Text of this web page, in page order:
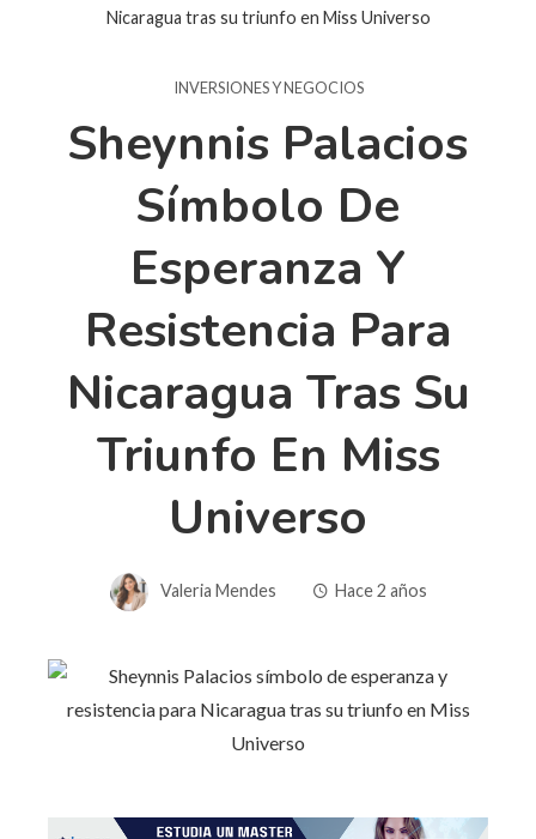
Nicaragua tras su triunfo en Miss Universo
INVERSIONES Y NEGOCIOS
Sheynnis Palacios
Símbolo De
Esperanza Y
Resistencia Para
Nicaragua Tras Su
Triunfo En Miss
Universo
Valeria Mendes Hace 2 años